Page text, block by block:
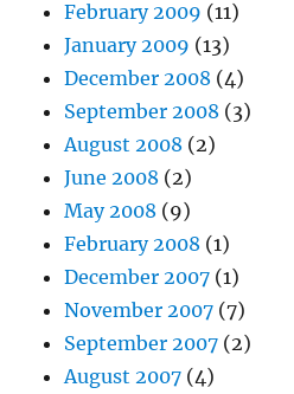
February 2009 (11)
January 2009 (13)
December 2008 (4)
September 2008 (3)
August 2008 (2)
June 2008 (2)
May 2008 (9)
February 2008 (1)
December 2007 (1)
November 2007 (7)
September 2007 (2)
August 2007 (4)